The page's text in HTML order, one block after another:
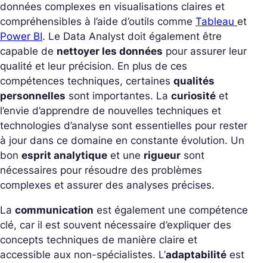
données complexes en visualisations claires et
compréhensibles à l’aide d’outils comme Tableau et
Power BI. Le Data Analyst doit également être
capable de nettoyer les données pour assurer leur
qualité et leur précision. En plus de ces
compétences techniques, certaines qualités
personnelles sont importantes. La curiosité et
l’envie d’apprendre de nouvelles techniques et
technologies d’analyse sont essentielles pour rester
à jour dans ce domaine en constante évolution. Un
bon esprit analytique et une rigueur sont
nécessaires pour résoudre des problèmes
complexes et assurer des analyses précises.
La communication est également une compétence
clé, car il est souvent nécessaire d’expliquer des
concepts techniques de manière claire et
accessible aux non-spécialistes. L’adaptabilité est